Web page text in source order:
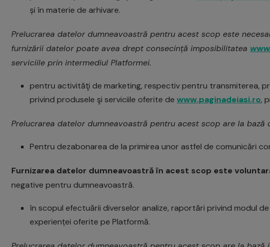
și în materie de arhivare.
Prelucrarea datelor dumneavoastră pentru acest scop este
furnizării datelor poate avea drept consecință imposibilitatea
serviciile prin intermediul Platformei.
pentru activităţi de marketing, respectiv pentru transmiterea,
privind produsele şi serviciile oferite de www.paginadeiasi.ro,
Prelucrarea datelor dumneavoastră pentru acest scop are la
Pentru dezabonarea de la primirea unor astfel de comunicări
Furnizarea datelor dumneavoastră în acest scop este
negative pentru dumneavoastră.
în scopul efectuării diverselor analize, raportări privind modul
experienței oferite pe Platformă.